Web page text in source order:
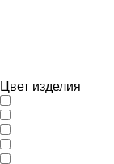
Цвет изделия